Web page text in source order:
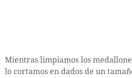
Mientras limpiamos los
lo cortamos en dados de un